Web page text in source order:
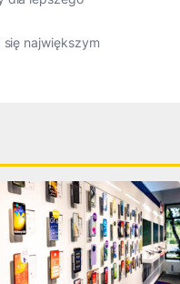
największym